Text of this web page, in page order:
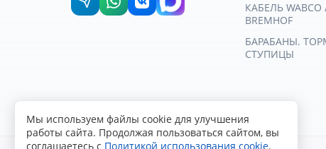
КАБЕЛЬ WABCO
BREMHOF
БАРАБАНЫ.
СТУПИЦЫ
Мы используем файлы cookie для улучшения
работы сайта. Продолжая пользоваться сайтом, вы
соглашаетесь с Политикой использования cookie.